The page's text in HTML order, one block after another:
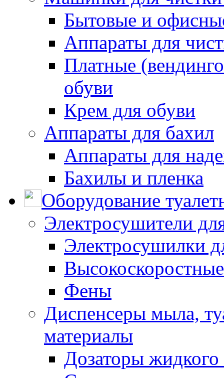
Бытовые и
Аппараты для
Платные
обуви
Крем для обуви
Аппараты для бахил
Аппараты для
Бахилы и пленка
Оборудование
Электросушители
Электросушилки
Фены
Диспенсеры мыла,
материалы
Дозаторы